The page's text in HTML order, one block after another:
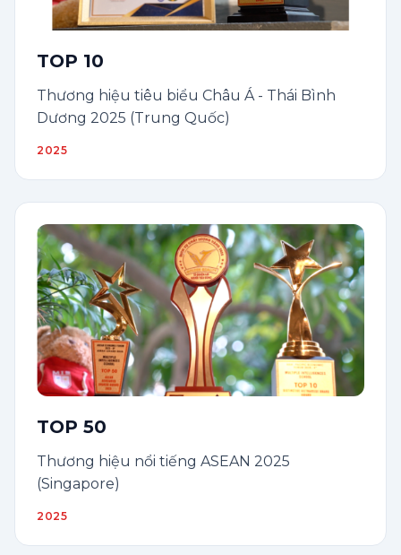
TOP 10
Thương hiệu tiêu biểu Châu Á - Thái Bình
Dương 2025 (Trung Quốc)
2025
TOP 50
Thương hiệu nổi tiếng ASEAN 2025
(Singapore)
2025